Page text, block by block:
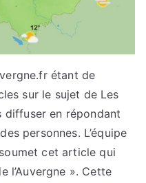
étant de
sur le sujet de Les
diffuser en répondant
personnes. L’équipe
cet article qui
l’Auvergne ». Cette